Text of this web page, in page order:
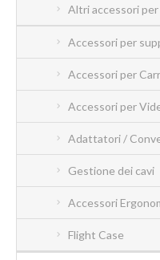
Altri accessori
Accessori per
Accessori per
Accessori per
Adattatori /
Gestione dei cavi
Accessori
Flight Case